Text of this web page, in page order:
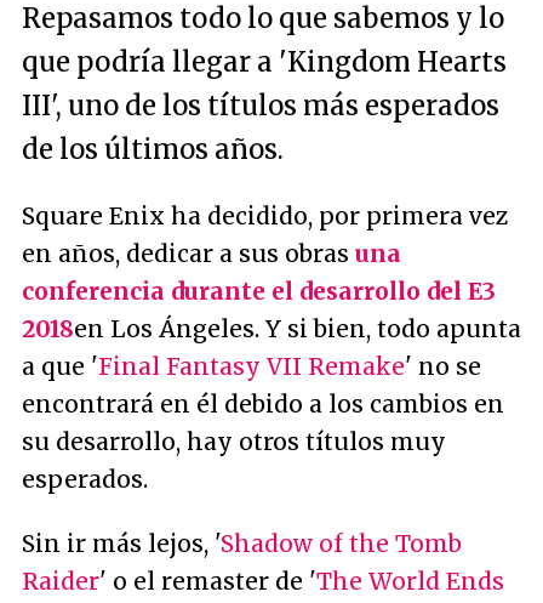
Repasamos todo lo que sabemos y lo
que podría llegar a 'Kingdom Hearts
III', uno de los títulos más esperados
de los últimos años.
Square Enix ha decidido, por primera vez
en años, dedicar a sus obras una
conferencia durante el desarrollo del E3
2018en Los Ángeles. Y si bien, todo apunta
a que 'Final Fantasy VII Remake' no se
encontrará en él debido a los cambios en
su desarrollo, hay otros títulos muy
esperados.
Sin ir más lejos, 'Shadow of the Tomb
Raider' o el remaster de 'The World Ends